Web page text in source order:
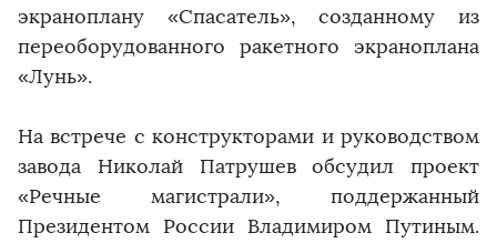
экраноплану «Спасатель», созданному из
переоборудованного ракетного экраноплана
«Лунь».
​​​​​​​На встрече с конструкторами и руководством
завода Николай Патрушев обсудил проект
«Речные магистрали», поддержанный
Президентом России Владимиром Путиным.